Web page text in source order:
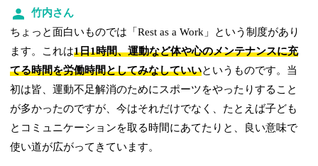
竹内さん
ちょっと面白いものでは「Rest as a Work」という制度があり
ます。これは1日1時間、運動など体や心のメンテナンスに充
てる時間を労働時間としてみなしていいというものです。当
初は皆、運動不足解消のためにスポーツをやったりすること
が多かったのですが、今はそれだけでなく、たとえば子ども
とコミュニケーションを取る時間にあてたりと、良い意味で
使い道が広がってきています。